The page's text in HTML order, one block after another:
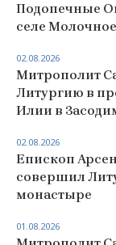
Подопечные
селе
Митрополит
Литургию в
Илии в
02.08.2026
Епископ
совершил
монастыре
02.08.2026
01.08.2026